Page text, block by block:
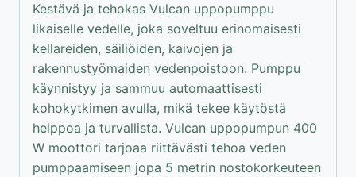
Kestävä ja tehokas Vulcan uppopumppu
likaiselle vedelle, joka soveltuu erinomaisesti
kellareiden, säiliöiden, kaivojen ja
rakennustyömaiden vedenpoistoon. Pumppu
käynnistyy ja sammuu automaattisesti
kohokytkimen avulla, mikä tekee käytöstä
helppoa ja turvallista. Vulcan uppopumpun 400
W moottori tarjoaa riittävästi tehoa veden
pumppaamiseen jopa 5 metrin nostokorkeuteen